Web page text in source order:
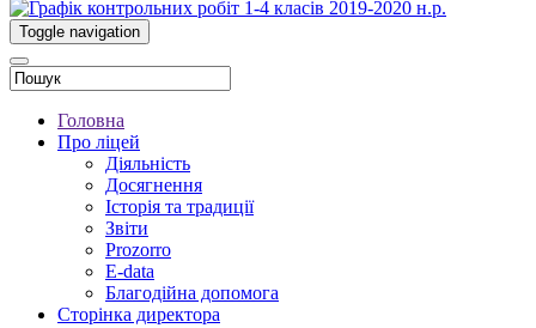
Toggle navigation
Головна
Про ліцей
Діяльність
Досягнення
Історія та традиції
Звіти
Prozorro
E-data
Благодійна допомога
Сторінка директора